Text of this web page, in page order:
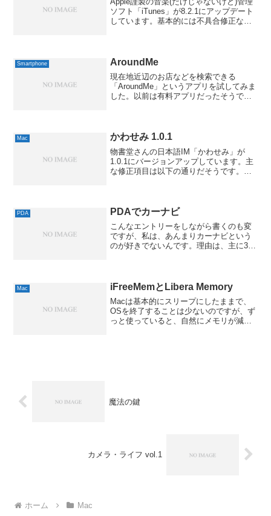
ソフト「iTunes」が8.2.1にアップデート
しています。基本的には不具合修正なの
Smartphone AroundMe
現在地近辺のお店などを検索できる
「AroundMe」というアプリを試してみま
した。以前は有料アプリだったそうです
せんね。GPS...
Mac かわせみ 1.0.1
物書堂さんの日本語IM「かわせみ」が
1.0.1にバージョンアップしています。主
な修正項目は以下の通りだそうです。・
力モードキー...
PDA PDAでカーナビ
こんなエントリーをしながら書くのも変
ですが、私は、あんまりカーナビという
のが好きでないんです。理由は、主に3つ
ね。周辺4県も持...
Mac iFreeMemとLibera Memory
Macは基本的にスリープにしたままで、
OSを終了することは少ないのですが、ず
っと使っていると、自然にメモリが減っ
魔法の鍵
カメラ・ライフ vol.1
ホーム Mac